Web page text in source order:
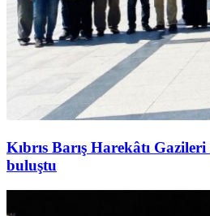
Kıbrıs Barış Harekâtı
buluştu